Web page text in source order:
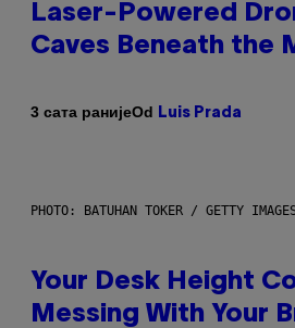
Laser-Powered
Caves Beneath the
3 сата ранијеOd Luis Prada
PHOTO: BATUHAN TOKER / GETTY
Your Desk Height
Messing With Your